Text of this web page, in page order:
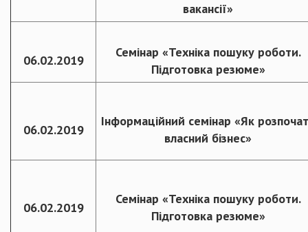
вакансії»
06.02.2019
Семінар «Техніка пошуку роботи.
Підготовка резюме»
06.02.2019
Інформаційний семінар «Як
власний бізнес»
06.02.2019
Семінар «Техніка пошуку роботи.
Підготовка резюме»